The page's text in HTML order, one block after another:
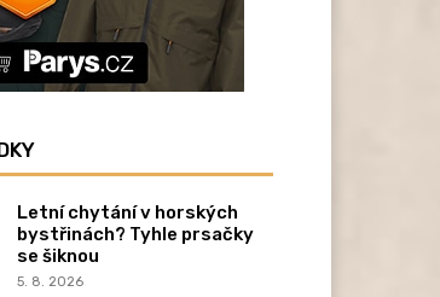
Letní chytání v horských
bystřinách? Tyhle prsačky
se šiknou
5. 8. 2026